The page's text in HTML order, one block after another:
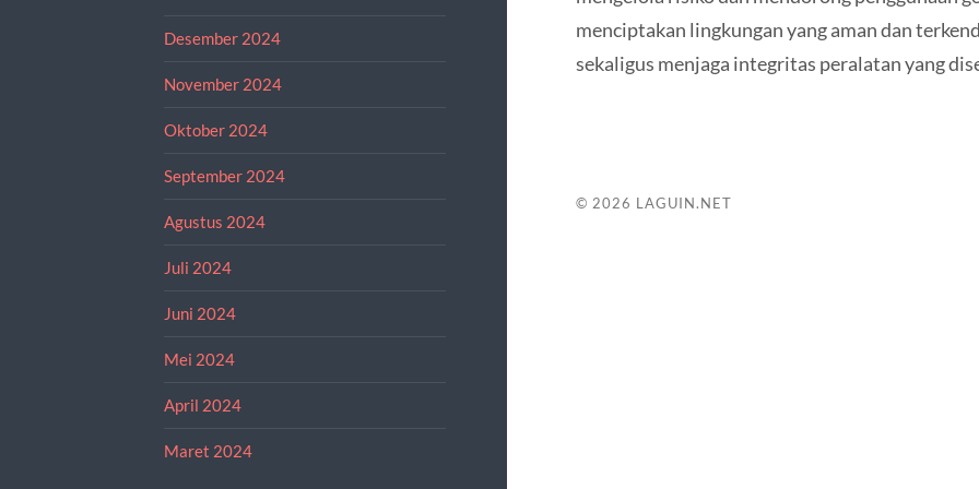
Desember 2024
November 2024
Oktober 2024
September 2024
Agustus 2024
Juli 2024
Juni 2024
Mei 2024
April 2024
Maret 2024
menciptakan lingkungan yang aman dan
sekaligus menjaga integritas peralatan yang
© 2026 LAGUIN.NET